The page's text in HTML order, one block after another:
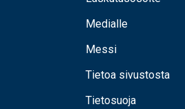
Medialle
Messi
Tietoa sivustosta
Tietosuoja